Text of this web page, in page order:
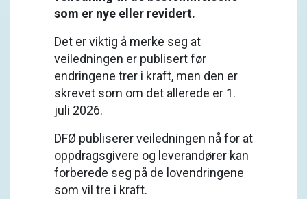
som er nye eller revidert.
Det er viktig å merke seg at
veiledningen er publisert før
endringene trer i kraft, men den er
skrevet som om det allerede er 1.
juli 2026.
DFØ publiserer veiledningen nå for at
oppdragsgivere og leverandører kan
forberede seg på de lovendringene
som vil tre i kraft.